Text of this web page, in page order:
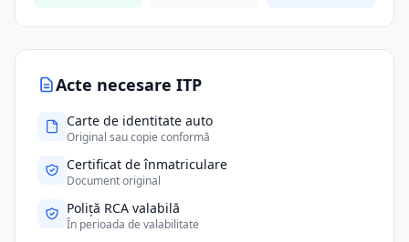
Acte necesare ITP
Carte de identitate auto
Original sau copie conformă
Certificat de înmatriculare
Document original
Poliță RCA valabilă
În perioada de valabilitate